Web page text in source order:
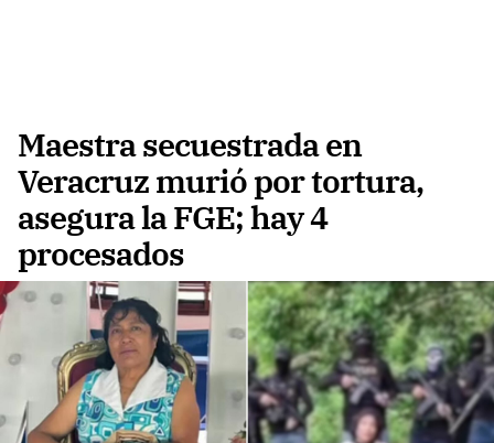
Maestra secuestrada en
Veracruz murió por tortura,
asegura la FGE; hay 4
procesados